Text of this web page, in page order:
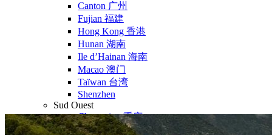
Canton 广州
Fujian 福建
Hong Kong 香港
Hunan 湖南
Ile d’Hainan 海南
Macao 澳门
Taïwan 台湾
Shenzhen
Sud Ouest
Chongqing 重庆
Guangxi 广西